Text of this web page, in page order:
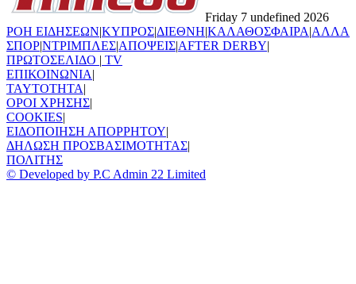
Friday 7 undefined 2026
ΡΟΗ ΕΙΔΗΣΕΩΝ|ΚΥΠΡΟΣ|ΔΙΕΘΝΗ|ΚΑΛΑΘΟΣΦΑΙΡΑ|ΑΛΛΑ
ΣΠΟΡ|ΝΤΡΙΜΠΛΕΣ|ΑΠΟΨΕΙΣ|AFTER DERBY|
ΠΡΩΤΟΣΕΛΙΔΟ | TV
ΕΠΙΚΟΙΝΩΝΙΑ|
TAYTOTHTA|
ΟΡΟΙ ΧΡΗΣΗΣ|
COOKIES|
ΕΙΔΟΠΟΙΗΣΗ ΑΠΟΡΡΗΤΟΥ|
ΔΗΛΩΣΗ ΠΡΟΣΒΑΣΙΜΟΤΗΤΑΣ|
ΠΟΛΙΤΗΣ
© Developed by P.C Admin 22 Limited